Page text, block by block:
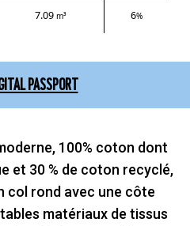
7.09 m³ 6%
PASSPORT
100% coton dont
et 30 % de coton recyclé,
col rond avec une côte
matériaux de tissus